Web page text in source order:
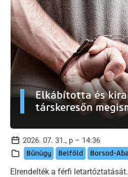
Elkábította és
társkeresőn
2026. 07. 31., p – 14:36
Bűnügy Belföld Borsod-
Elrendelték a férfi letartóztatását.